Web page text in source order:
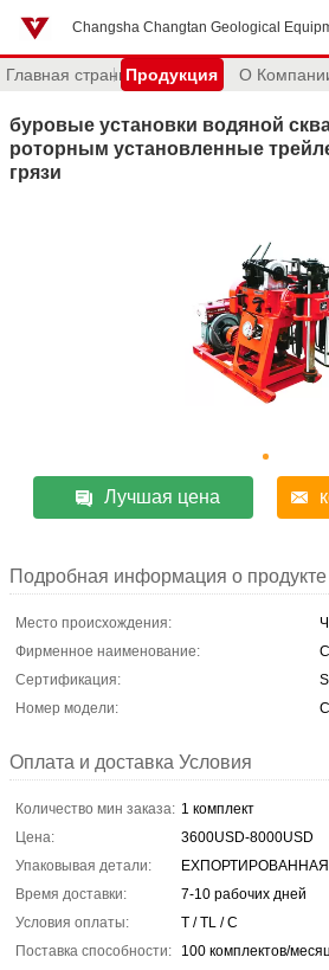
Changsha Changtan Geological
Главная страницаПродукция О
буровые установки водяной
роторным установленные
грязи
Лучшая цена
Подробная информация о продукте
Место происхождения:
Фирменное наименование:
Сертификация:
Номер модели:
Оплата и доставка Условия
Количество мин заказа: 1 комплект
Цена:
3600USD-8000USD
Упаковывая детали:
Время доставки:
7-10 рабочих дней
Условия оплаты:
T / TL / C
Поставка способности:
100 комплектов/